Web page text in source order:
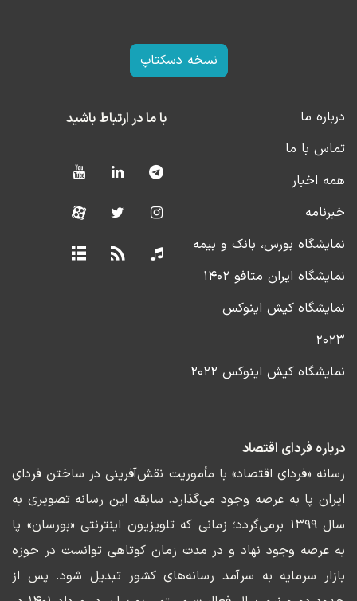
نسخه دسکتاپ
درباره ما
تماس با ما
همه اخبار
خبرنامه
نمایشگاه بورس، بانک و بیمه
نمایشگاه ایران متافو ۱۴۰۲
نمایشگاه کیش اینوکس
۲۰۲۳
نمایشگاه کیش اینوکس ۲۰۲۲
با ما در ارتباط باشید
درباره فردای اقتصاد
رسانه «فردای اقتصاد» با مأموریت نقش‌آفرینی در ساختن فردای
ایران پا به عرصه وجود می‌گذارد. سابقه این رسانه تصویری به
سال ۱۳۹۹ برمی‌گردد؛ زمانی که تلویزیون اینترنتی «بورسان» پا
به عرصه وجود نهاد و در مدت زمان کوتاهی توانست در حوزه
بازار سرمایه به سرآمد رسانه‌های کشور تبدیل شود. پس از